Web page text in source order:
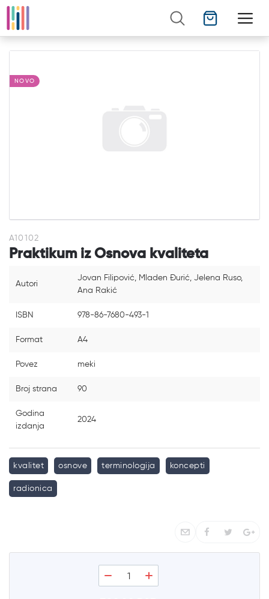
NOVO
A10102
Praktikum iz Osnova kvaliteta
Autori
Jovan Filipović, Mladen Đurić, Jelena Ruso,
Ana Rakić
ISBN 978-86-7680-493-1
Format A4
Povez meki
Broj strana 90
Godina
izdanja
2024
kvalitet osnove terminologija koncepti
radionica